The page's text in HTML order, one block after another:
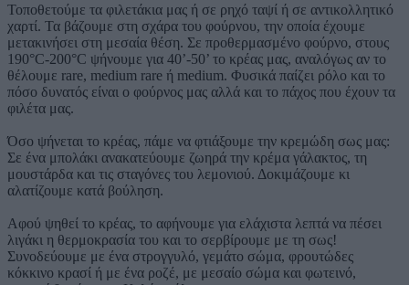
Τοποθετούμε τα φιλετάκια μας ή σε ρηχό ταψί ή σε αντικολλητικό
χαρτί. Τα βάζουμε στη σχάρα του φούρνου, την οποία έχουμε
μετακινήσει στη μεσαία θέση. Σε προθερμασμένο φούρνο, στους
190°C-200°C ψήνουμε για 40’-50’ το κρέας μας, αναλόγως αν το
θέλουμε rare, medium rare ή medium. Φυσικά παίζει ρόλο και το
πόσο δυνατός είναι ο φούρνος μας αλλά και το πάχος που έχουν τα
φιλέτα μας.
Όσο ψήνεται το κρέας, πάμε να φτιάξουμε την κρεμώδη σως μας:
Σε ένα μπολάκι ανακατεύουμε ζωηρά την κρέμα γάλακτος, τη
μουστάρδα και τις σταγόνες του λεμονιού. Δοκιμάζουμε κι
αλατίζουμε κατά βούληση.
Αφού ψηθεί το κρέας, το αφήνουμε για ελάχιστα λεπτά να πέσει
λιγάκι η θερμοκρασία του και το σερβίρουμε με τη σως!
Συνοδεύουμε με ένα στρογγυλό, γεμάτο σώμα, φρουτώδες
κόκκινο κρασί ή με ένα ροζέ, με μεσαίο σώμα και φωτεινό,